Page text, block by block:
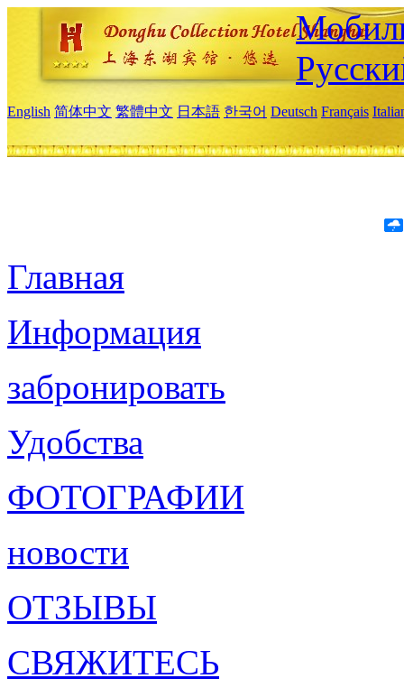
English 简体中文 繁體中文 日本語 한국어 Deutsch Français
Главная
Информация
забронировать
Удобства
ФОТОГРАФИИ
новости
ОТЗЫВЫ
СВЯЖИТЕСЬ